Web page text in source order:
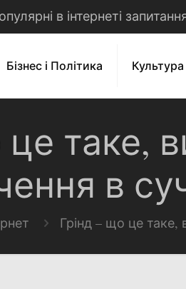
в інтернеті
Бізнес і Політика Культура
це таке,
в
Грінд – що це таке,